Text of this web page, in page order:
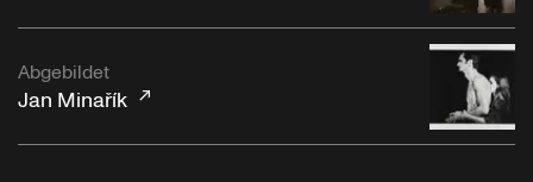
Abgebildet
Jan Minařík